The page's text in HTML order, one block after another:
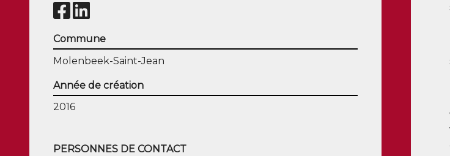
Commune
Molenbeek-Saint-Jean
Année de création
2016
PERSONNES DE CONTACT